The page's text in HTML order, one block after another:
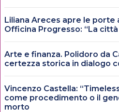
Liliana Areces apre le porte
Officina Progresso: “La
Arte e finanza. Polidoro da
certezza storica in dialogo
Vincenzo Castella:
come procedimento o il
morto